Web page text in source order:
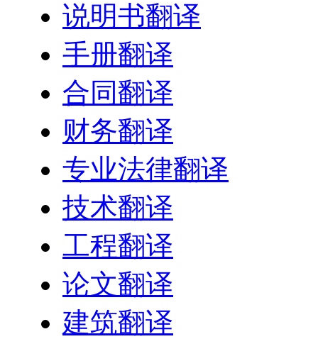
说明书翻译
手册翻译
合同翻译
财务翻译
专业法律翻译
技术翻译
工程翻译
论文翻译
建筑翻译